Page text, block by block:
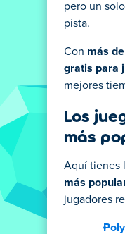
pero un
pista.
Con más
gratis para
mejores
Los
más
Aquí tienes
más
jugadores